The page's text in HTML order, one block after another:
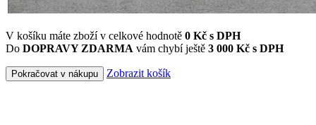
V košíku máte zboží v celkové hodnotě 0 Kč s DPH
Do DOPRAVY ZDARMA vám chybí ještě 3 000 Kč s DPH
Pokračovat v nákupu Zobrazit košík